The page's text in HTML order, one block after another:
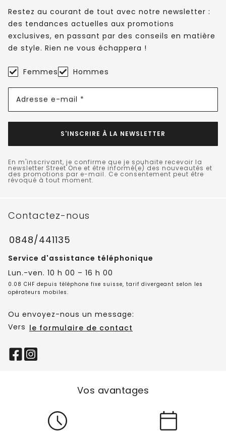
Restez au courant de tout avec notre newsletter :
des tendances actuelles aux promotions
exclusives, en passant par des conseils en matière
de style. Rien ne vous échappera !
Femmes Hommes
Adresse e-mail *
S'INSCRIRE À LA NEWSLETTER
En m'inscrivant, je confirme que je souhaite recevoir la
newsletter Street One et être informé(e) des nouveautés et
des promotions par e-mail. Ce consentement peut être
révoqué à tout moment.
Contactez-nous
0848/441135
Service d'assistance téléphonique
Lun.-ven. 10 h 00 – 16 h 00
0.08 CHF depuis téléphone fixe suisse, tarif divergeant selon les
opérateurs mobiles.
Ou envoyez-nous un message:
Vers le formulaire de contact
Vos avantages